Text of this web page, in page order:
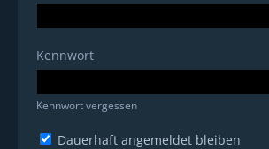
Kennwort
Kennwort vergessen
Dauerhaft angemeldet bleiben